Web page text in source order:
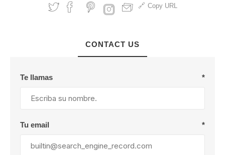
Copy URL
CONTACT US
Te llamas *
Tu email *